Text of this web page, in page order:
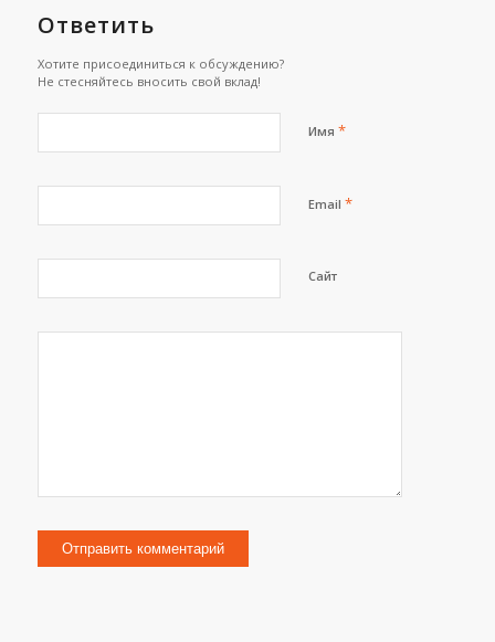
Ответить
Хотите присоединиться к обсуждению?
Не стесняйтесь вносить свой вклад!
Имя *
Email *
Сайт